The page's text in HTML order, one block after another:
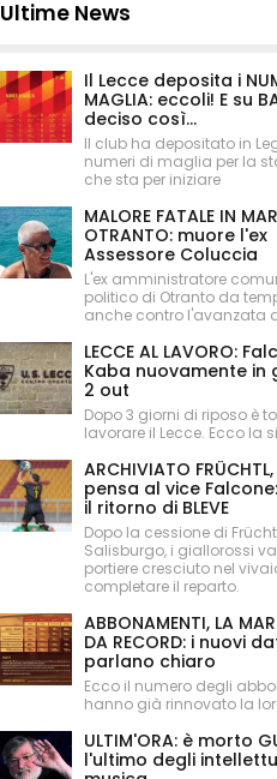
Ultime News
Il Lecce deposita i
MAGLIA: eccoli! E su
deciso così...
Il club ha depositato in
numeri di maglia per la
che sta per iniziare
MALORE FATALE IN
OTRANTO: muore l'ex
Assessore Coluccia
L'ex amministratore
politico di Otranto da
anche contro l'avanzata
LECCE AL LAVORO:
Kaba nuovamente in
2 out
Dopo 3 giorni di riposo è
lavorare il Lecce. Ecco la
ARCHIVIATO
pensa al vice
il ritorno di BLEVE
Dopo la cessione di
Salisburgo, i giallorossi
portiere cresciuto nel
completare il reparto.
ABBONAMENTI, LA
DA RECORD: i nuovi
parlano chiaro
Ecco il numero degli
hanno già rinnovato la
ULTIM'ORA: è morto
l'ultimo degli